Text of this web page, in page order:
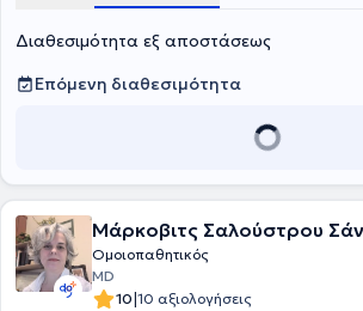
Διαθεσιμότητα εξ αποστάσεως
Επόμενη διαθεσιμότητα
Μάρκοβιτς Σαλούστρου
Ομοιοπαθητικός
MD
10|10 αξιολογήσεις